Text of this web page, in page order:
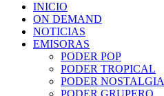
INICIO
ON DEMAND
NOTICIAS
EMISORAS
PODER POP
PODER TROPICAL
PODER NOSTALGIA
PODER GRUPERO